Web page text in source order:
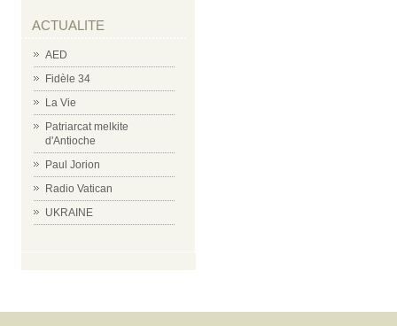
ACTUALITE
AED
Fidèle 34
La Vie
Patriarcat melkite
d'Antioche
Paul Jorion
Radio Vatican
UKRAINE